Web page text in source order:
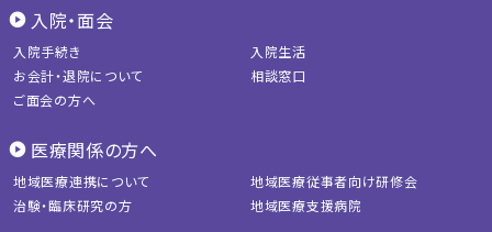
入院・面会
入院手続き
入院生活
お会計・退院について
相談窓口
ご面会の方へ
医療関係の方へ
地域医療連携について
地域医療従事者向け研修会
治験・臨床研究の方
地域医療支援病院